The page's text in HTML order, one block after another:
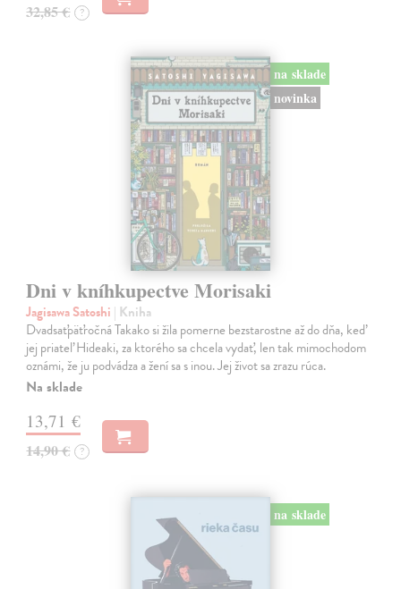
32,85 € ?
na sklade
novinka
Dni v kníhkupectve Morisaki
Jagisawa Satoshi | Kniha
Dvadsaťpäťročná Takako si žila pomerne bezstarostne až do dňa, keď
jej priateľ Hideaki, za ktorého sa chcela vydať, len tak mimochodom
oznámi, že ju podvádza a žení sa s inou. Jej život sa zrazu rúca.
Na sklade
13,71 €
14,90 € ?
na sklade